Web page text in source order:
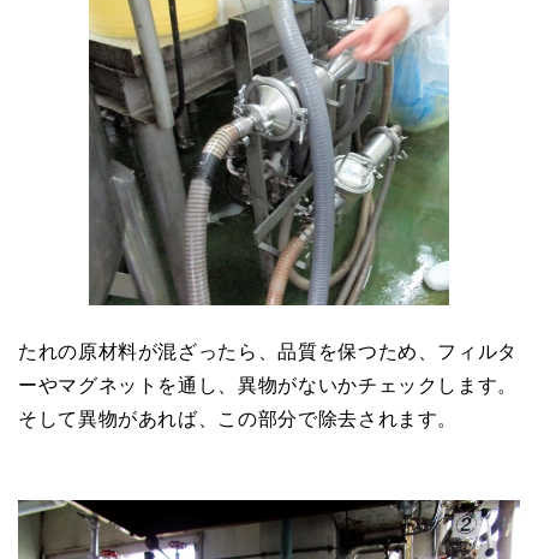
たれの原材料が混ざったら、品質を保つため、フィルタ
ーやマグネットを通し、異物がないかチェックします。
そして異物があれば、この部分で除去されます。